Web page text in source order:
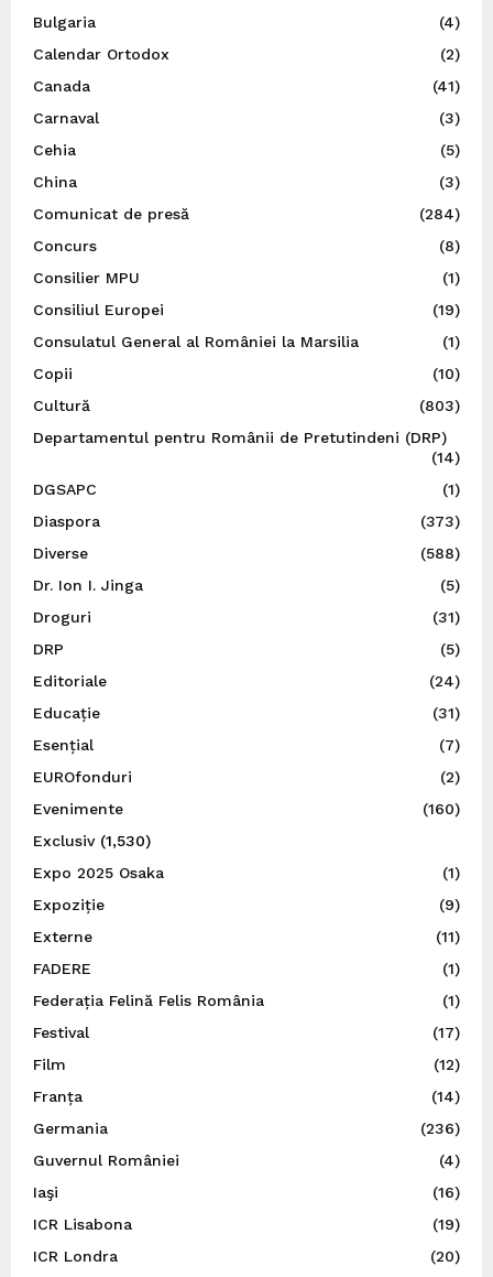
Bulgaria
(4)
Calendar Ortodox
(2)
Canada
(41)
Carnaval
(3)
Cehia
(5)
China
(3)
Comunicat de presă
(284)
Concurs
(8)
Consilier MPU
(1)
Consiliul Europei
(19)
Consulatul General al României la Marsilia
(1)
Copii
(10)
Cultură
(803)
Departamentul pentru Românii de Pretutindeni (DRP)
(14)
DGSAPC
(1)
Diaspora
(373)
Diverse
(588)
Dr. Ion I. Jinga
(5)
Droguri
(31)
DRP
(5)
Editoriale
(24)
Educație
(31)
Esențial
(7)
EUROfonduri
(2)
Evenimente
(160)
Exclusiv(1,530)
Expo 2025 Osaka
(1)
Expoziție
(9)
Externe
(11)
FADERE
(1)
Federația Felină Felis România
(1)
Festival
(17)
Film
(12)
Franța
(14)
Germania
(236)
Guvernul României
(4)
Iaşi
(16)
ICR Lisabona
(19)
ICR Londra
(20)